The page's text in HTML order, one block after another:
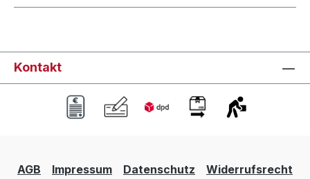
Kontakt
AGB Impressum Datenschutz Widerrufsrecht